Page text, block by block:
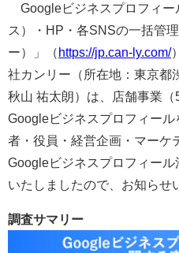
Googleビジネスプロフィー
ス）・HP・各SNSの一括管
ー）」（ https://jp.can-ly.com/
社カンリー（所在地：東京都
秋山 祐太朗）は、店舗事業（
Googleビジネスプロフィー
者・役員・経営企画・マーケ
Googleビジネスプロフィー
いたしましたので、お知らせ
調査サマリー